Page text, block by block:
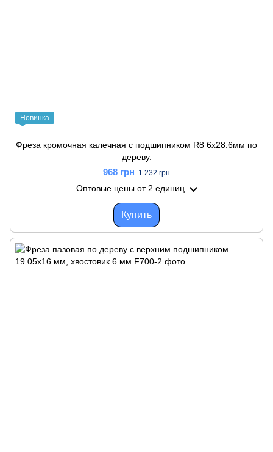
Новинка
Фреза кромочная калечная с подшипником R8 6х28.6мм по
дереву.
968 грн 1 232 грн
Оптовые ценыот 2 единиц
Купить